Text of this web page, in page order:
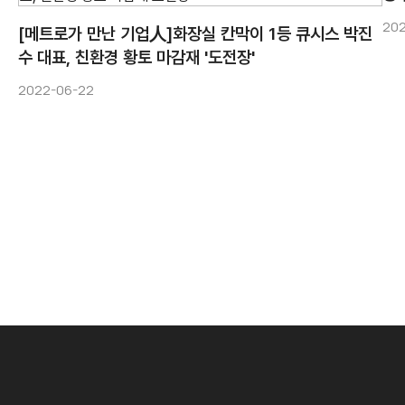
수 대표, 친환경 황토 마감재 '도전장'
2022-06-22